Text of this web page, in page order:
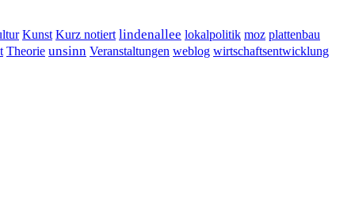
Kunst Kurz notiert lindenallee lokalpolitik moz plattenbau
Theorie unsinn Veranstaltungen weblog wirtschaftsentwicklung